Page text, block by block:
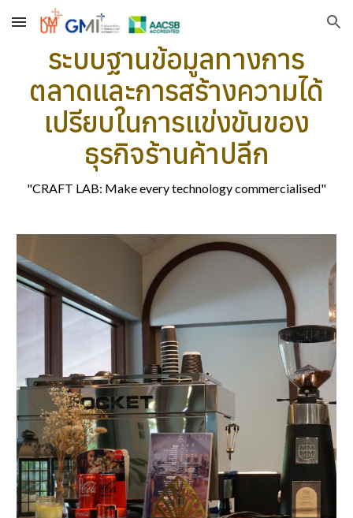
Skip to main content Skip to navigation
ระบบฐานข้อมูลทางการ
ตลาดและการสร้างความได้
เปรียบในการแข่งขันของ
ธุรกิจร้านค้าปลีก
"CRAFT LAB: Make every technology commercialised"